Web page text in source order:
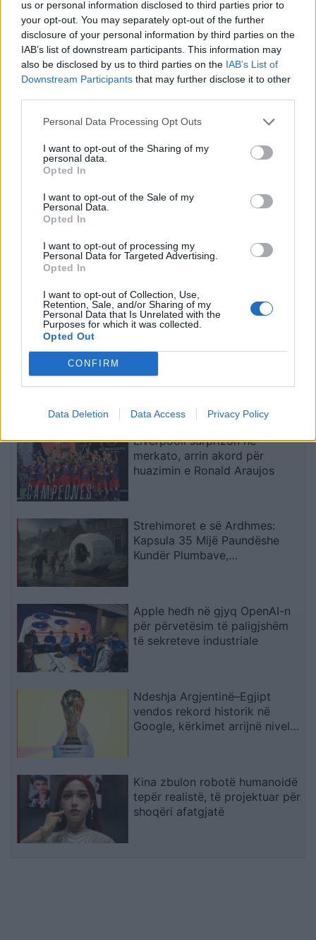
us or personal information disclosed to third parties prior to
your opt-out. You may separately opt-out of the further
disclosure of your personal information by third parties on the
IAB’s list of downstream participants. This information may
also be disclosed by us to third parties on the IAB’s List of
Downstream Participants that may further disclose it to other
Personal Data Processing Opt Outs
I want to opt-out of the Sharing of my
personal data.
Opted In
I want to opt-out of the Sale of my
Personal Data.
Opted In
I want to opt-out of processing my
Personal Data for Targeted Advertising.
Opted In
I want to opt-out of Collection, Use,
Retention, Sale, and/or Sharing of my
Personal Data that Is Unrelated with the
Purposes for which it was collected.
Opted Out
CONFIRM
Data Deletion Data Access Privacy Policy
Tre persona plagosen me
thikë në Tanvald të
Republikës Çeke,
arrestohet autori
Gjykata ndaloi ndërtimin e
një salle vallëzimi në
Shtëpinë e Bardhë,
reagon Trump: Do ta
çojmë çështjen në
Gjykatën e Lartë
sallës së vallëzimit në
Shtëpinë e Bardhë, Trump
Supreme: Vendim politik
dhe i tmerrshëm
riu që po tentonte të
në det dhe vdes
të fundit
të mesfushës pas dështimit me
Rodrin
Çfarë kanë rezervuar yjet për
Liverpooli surprizon në
merkato, arrin akord për
huazimin e Ronald Araujos
Strehimoret e së Ardhmes:
Kapsula 35 Mijë Paundëshe
Kundër Plumbave,
Apple hedh në gjyq OpenAI-n
për përvetësim të paligjshëm
të sekreteve industriale
Ndeshja Argjentinë–Egjipt
vendos rekord historik në
Google, kërkimet arrijnë nivele
Kina zbulon robotë humanoidë
tepër realistë, të projektuar për
shoqëri afatgjatë